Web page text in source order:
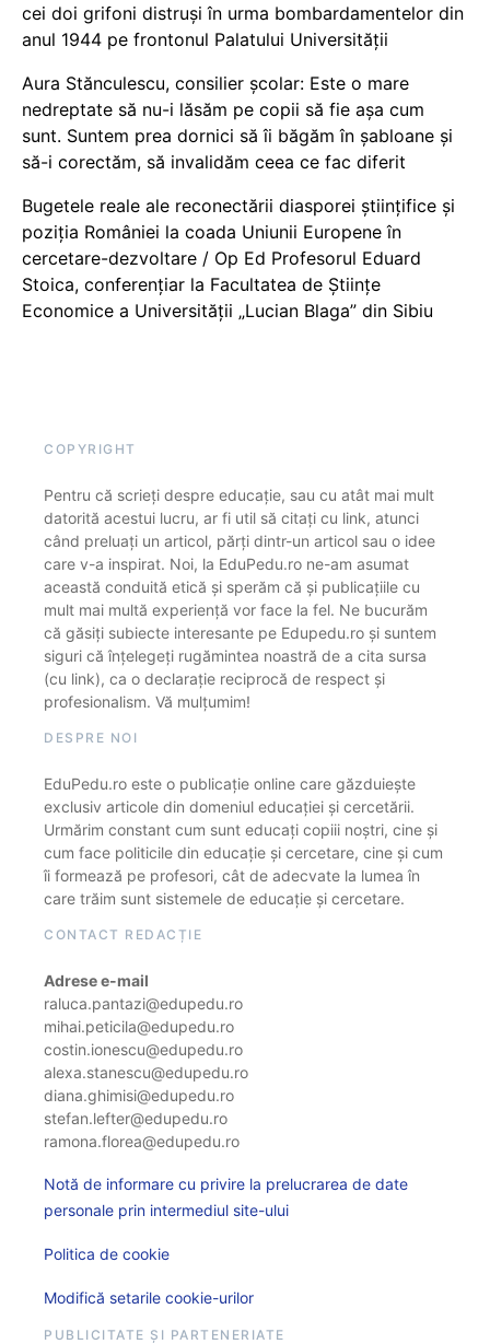
cei doi grifoni distruși în urma bombardamentelor din
anul 1944 pe frontonul Palatului Universității
Aura Stănculescu, consilier școlar: Este o mare
nedreptate să nu-i lăsăm pe copii să fie așa cum
sunt. Suntem prea dornici să îi băgăm în șabloane și
să-i corectăm, să invalidăm ceea ce fac diferit
Bugetele reale ale reconectării diasporei științifice și
poziția României la coada Uniunii Europene în
cercetare-dezvoltare / Op Ed Profesorul Eduard
Stoica, conferențiar la Facultatea de Științe
Economice a Universității „Lucian Blaga” din Sibiu
COPYRIGHT
Pentru că scrieți despre educație, sau cu atât mai mult
datorită acestui lucru, ar fi util să citați cu link, atunci
când preluați un articol, părți dintr-un articol sau o idee
care v-a inspirat. Noi, la EduPedu.ro ne-am asumat
această conduită etică și sperăm că și publicațiile cu
mult mai multă experiență vor face la fel. Ne bucurăm
că găsiți subiecte interesante pe Edupedu.ro și suntem
siguri că înțelegeți rugămintea noastră de a cita sursa
(cu link), ca o declarație reciprocă de respect și
profesionalism. Vă mulțumim!
DESPRE NOI
EduPedu.ro este o publicație online care găzduiește
exclusiv articole din domeniul educației și cercetării.
Urmărim constant cum sunt educați copiii noștri, cine și
cum face politicile din educație și cercetare, cine și cum
îi formează pe profesori, cât de adecvate la lumea în
care trăim sunt sistemele de educație și cercetare.
CONTACT REDACȚIE
Adrese e-mail
raluca.pantazi@edupedu.ro
mihai.peticila@edupedu.ro
costin.ionescu@edupedu.ro
alexa.stanescu@edupedu.ro
diana.ghimisi@edupedu.ro
stefan.lefter@edupedu.ro
ramona.florea@edupedu.ro
Notă de informare cu privire la prelucrarea de date
personale prin intermediul site-ului
Politica de cookie
Modifică setarile cookie-urilor
PUBLICITATE ȘI PARTENERIATE